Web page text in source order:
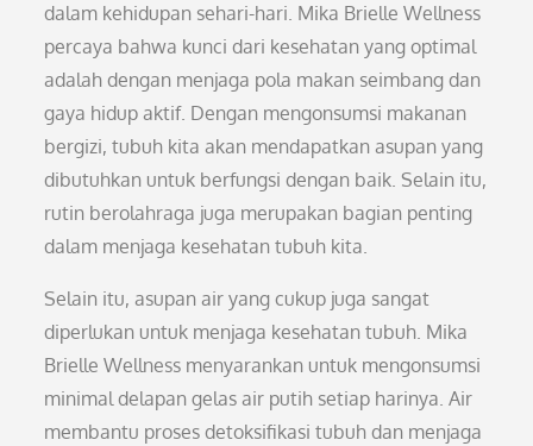
dalam kehidupan sehari-hari. Mika Brielle Wellness
percaya bahwa kunci dari kesehatan yang optimal
adalah dengan menjaga pola makan seimbang dan
gaya hidup aktif. Dengan mengonsumsi makanan
bergizi, tubuh kita akan mendapatkan asupan yang
dibutuhkan untuk berfungsi dengan baik. Selain itu,
rutin berolahraga juga merupakan bagian penting
dalam menjaga kesehatan tubuh kita.
Selain itu, asupan air yang cukup juga sangat
diperlukan untuk menjaga kesehatan tubuh. Mika
Brielle Wellness menyarankan untuk mengonsumsi
minimal delapan gelas air putih setiap harinya. Air
membantu proses detoksifikasi tubuh dan menjaga